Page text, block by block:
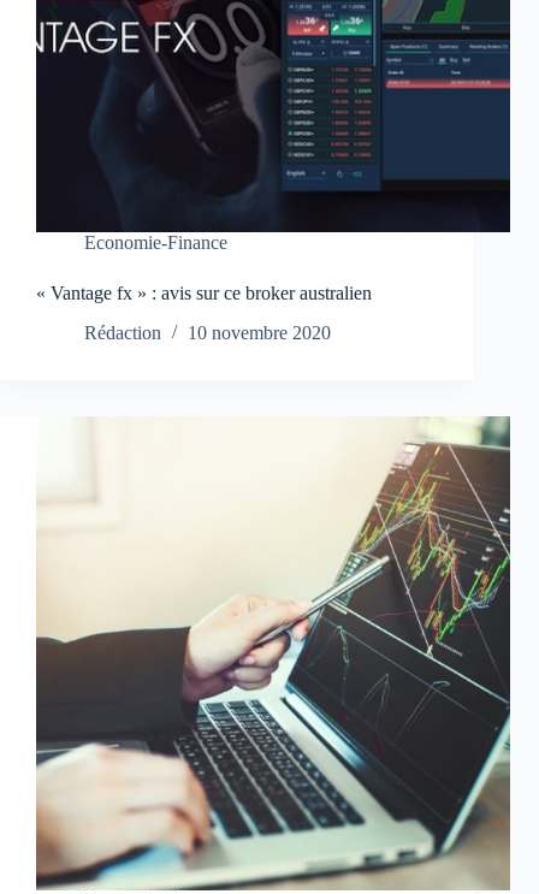
Economie-Finance
« Vantage fx » : avis sur ce broker australien
Rédaction
10 novembre 2020